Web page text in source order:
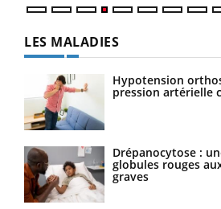
LES MALADIES
Hypotension
pression artérielle
Drépanocytose :
globules rouges
graves